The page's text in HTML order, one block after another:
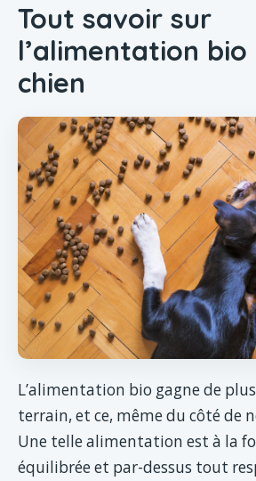
Tout savoir sur
l’alimentation
chien
L’alimentation bio gagne de
terrain, et ce, même du côté de
Une telle alimentation est à la
équilibrée et par-dessus tout